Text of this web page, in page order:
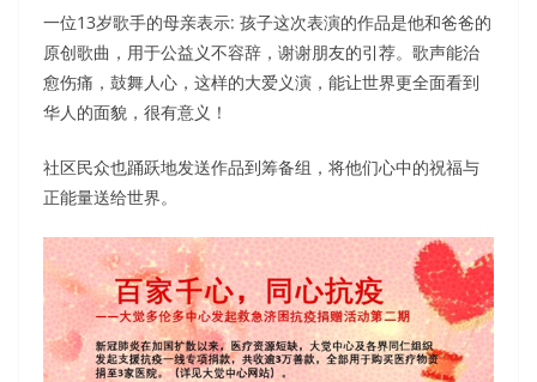
一位13岁歌手的母亲表示: 孩子这次表演的作品是他和爸爸的
原创歌曲，用于公益义不容辞，谢谢朋友的引荐。歌声能治
愈伤痛，鼓舞人心，这样的大爱义演，能让世界更全面看到
华人的面貌，很有意义！
社区民众也踊跃地发送作品到筹备组，将他们心中的祝福与
正能量送给世界。